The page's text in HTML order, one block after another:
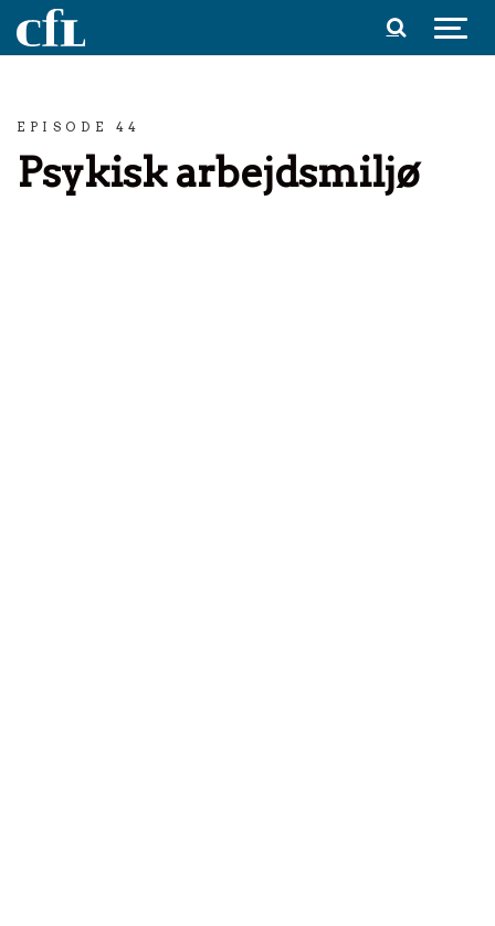
Spring til indhold
EPISODE 44
Psykisk arbejdsmiljø